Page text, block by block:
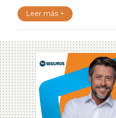
Leer más +